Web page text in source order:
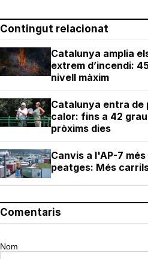
Contingut relacionat
Catalunya amplia
extrem d’incendi:
nivell màxim
Catalunya entra de
calor: fins a 42
pròxims dies
Canvis a l'AP-7
peatges: Més
Comentaris
Nom